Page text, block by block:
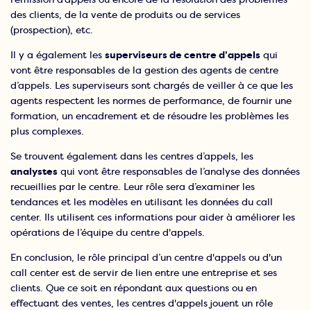
des clients, de la vente de produits ou de services
(prospection), etc.
Il y a également les superviseurs de centre d’appels qui
vont être responsables de la gestion des agents de centre
d’appels. Les superviseurs sont chargés de veiller à ce que les
agents respectent les normes de performance, de fournir une
formation, un encadrement et de résoudre les problèmes les
plus complexes.
Se trouvent également dans les centres d’appels, les
analystes qui vont être responsables de l’analyse des données
recueillies par le centre. Leur rôle sera d’examiner les
tendances et les modèles en utilisant les données du call
center. Ils utilisent ces informations pour aider à améliorer les
opérations de l’équipe du centre d'appels.
En conclusion, le rôle principal d’un centre d'appels ou d'un
call center est de servir de lien entre une entreprise et ses
clients. Que ce soit en répondant aux questions ou en
effectuant des ventes, les centres d'appels jouent un rôle